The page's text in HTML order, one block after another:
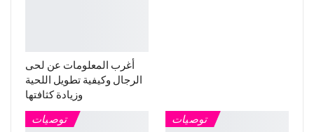
أغرب المعلومات عن لحى
الرجال وكيفية تطويل اللحية
وزيادة كثافتها
توصيات توصيات